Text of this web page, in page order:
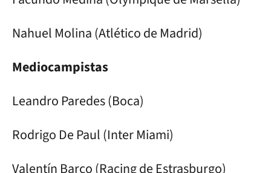
Nahuel Molina (Atlético de Madrid)
Mediocampistas
Leandro Paredes (Boca)
Rodrigo De Paul (Inter Miami)
Valentín Barco (Racing de Estrasburgo)